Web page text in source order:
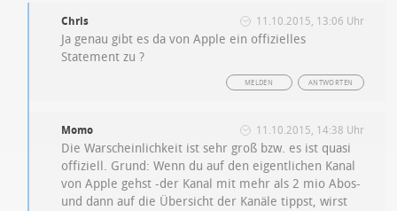
Chris 11.10.2015, 13:06 Uhr
Ja genau gibt es da von Apple ein offizielles
Statement zu ?
ANTWORTEN
MELDEN
Momo 11.10.2015, 14:38 Uhr
Die Warscheinlichkeit ist sehr groß bzw. es ist quasi
offiziell. Grund: Wenn du auf den eigentlichen Kanal
von Apple gehst -der Kanal mit mehr als 2 mio Abos-
und dann auf die Übersicht der Kanäle tippst, wirst